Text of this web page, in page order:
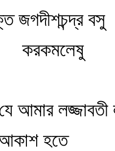
জগদীশচন্দ্র বসু
করকমলেষু
আমার লজ্জাবতী
হতে